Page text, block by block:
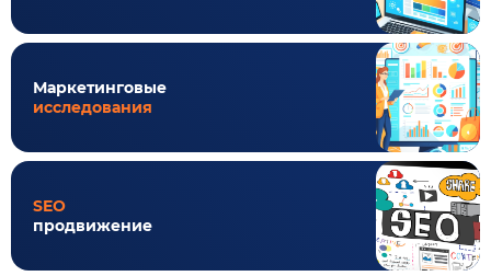
Маркетинговые
исследования
SEO
продвижение